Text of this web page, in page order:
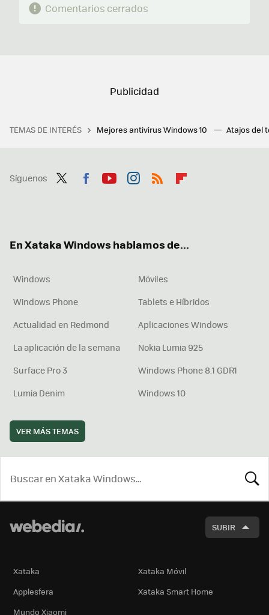
Comentarios cerrados
TEMAS DE INTERÉS Mejores antivirus Windows 10 Atajos del
Síguenos
En Xataka Windows hablamos de...
Windows
Móviles
Windows Phone
Tablets e Híbridos
Actualidad en Redmond
Aplicaciones Windows
La aplicación de la semana
Nokia Lumia 925
Surface Pro 3
Windows Phone 8.1 GDR1
Lumia Denim
Windows 10
VER MÁS TEMAS
SUBIR
Xataka
Xataka Móvil
Applesfera
Xataka Smart Home
Mundo Xiaomi